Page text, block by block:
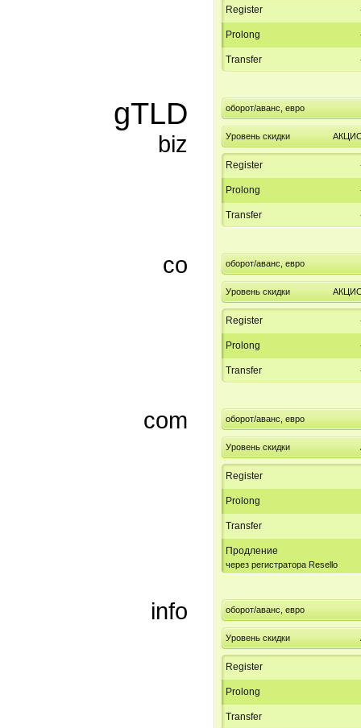
Register
Prolong
Transfer
gTLD
biz
оборот/аванс, евро
Уровень скидки
Register
Prolong
Transfer
co оборот/аванс, евро
Уровень скидки
Register
Prolong
Transfer
com оборот/аванс, евро
Уровень скидки
Register
Prolong
Transfer
Продление
через регистратора Resello
info оборот/аванс, евро
Уровень скидки
Register
Prolong
Transfer